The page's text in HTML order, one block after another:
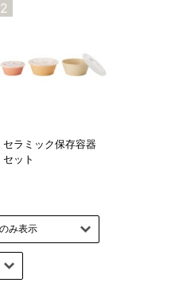
2
セラミック保存容器
セット